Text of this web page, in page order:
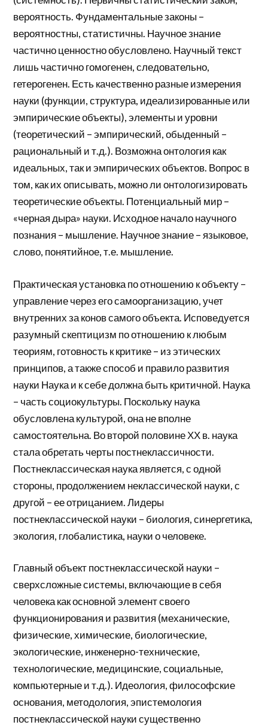
вероятность. Фундаментальные законы –
вероятностны, статистичны. Научное знание
частично ценностно обусловлено. Научный текст
лишь частично гомогенен, следовательно,
гетерогенен. Есть качественно разные измерения
науки (функции, структура, идеализированные или
эмпирические объекты), элементы и уровни
(теоретический – эмпирический, обыденный –
рациональный и т.д.). Возможна онтология как
идеальных, так и эмпирических объектов. Вопрос в
том, как их описывать, можно ли онтологизировать
теоретические объекты. Потенциальный мир –
«черная дыра» науки. Исходное начало научного
познания – мышление. Научное знание – языковое,
слово, понятийное, т.е. мышление.
Практическая установка по отношению к объекту –
управление через его самоорганизацию, учет
внутренних за конов самого объекта. Исповедуется
разумный скептицизм по отношению к любым
теориям, готовность к критике – из этических
принципов, а также способ и правило развития
науки Наука и к себе должна быть критичной. Наука
– часть социокультуры. Поскольку наука
обусловлена культурой, она не вполне
самостоятельна. Во второй половине ХХ в. наука
стала обретать черты постнеклассичности.
Постнеклассическая наука является, с одной
стороны, продолжением неклассической науки, с
другой – ее отрицанием. Лидеры
постнеклассической науки – биология, синергетика,
экология, глобалистика, науки о человеке.
Главный объект постнеклассической науки –
сверхсложные системы, включающие в себя
человека как основной элемент своего
функционирования и развития (механические,
физические, химические, биологические,
экологические, инженерно-технические,
технологические, медицинские, социальные,
компьютерные и т.д.). Идеология, философские
основания, методология, эпистемология
постнеклассической науки существенно